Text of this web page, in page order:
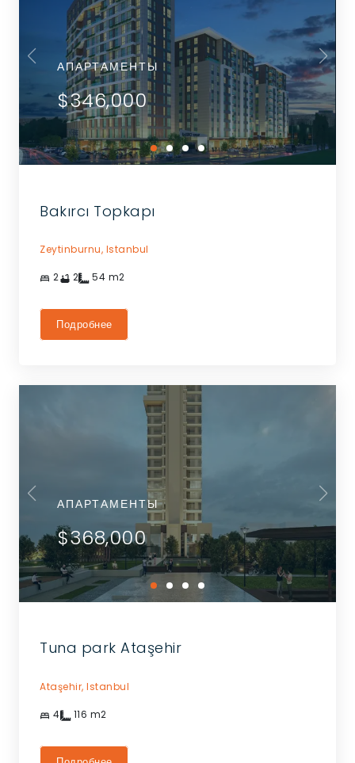
АПАРТАМЕНТЫ
$346,000
Bakırcı Topkapı
Zeytinburnu, Istanbul
2 2 54 m2
Подробнее
АПАРТАМЕНТЫ
$368,000
Tuna park Ataşehir
Ataşehir, Istanbul
4 116 m2